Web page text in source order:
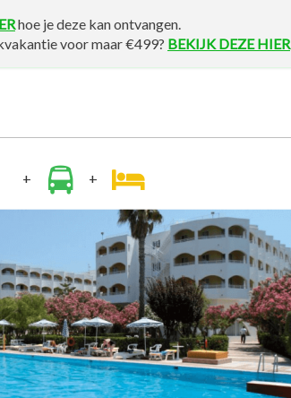
hoe je deze kan ontvangen.
voor maar €499? BEKIJK DEZE HIER
+ +